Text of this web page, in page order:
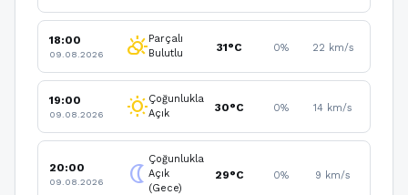
18:00
09.08.2026 partly_cloudy_dayParçalı
Bulutlu
31°C 0% 22 km/s
19:00
09.08.2026 wb_sunnyÇoğunlukla
Açık
30°C 0% 14 km/s
20:00
09.08.2026 nightlight
Çoğunlukla
Açık
(Gece)
29°C 0% 9 km/s